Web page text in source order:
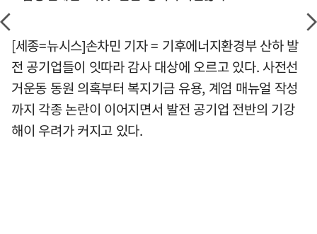
[세종=뉴시스]손차민 기자 = 기후에너지환경부 산하 발
전 공기업들이 잇따라 감사 대상에 오르고 있다. 사전선
거운동 동원 의혹부터 복지기금 유용, 계엄 매뉴얼 작성
까지 각종 논란이 이어지면서 발전 공기업 전반의 기강
해이 우려가 커지고 있다.